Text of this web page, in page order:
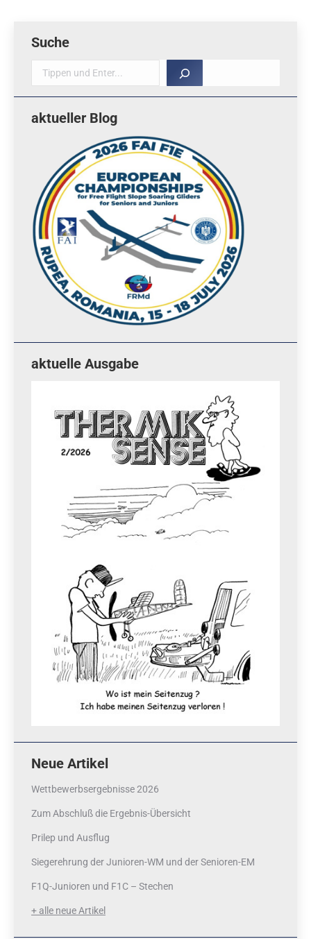
Suche
Suche
aktueller Blog
aktuelle Ausgabe
Neue Artikel
Wettbewerbsergebnisse 2026
Zum Abschluß die Ergebnis-Übersicht
Prilep und Ausflug
Siegerehrung der Junioren-WM und der Senioren-EM
F1Q-Junioren und F1C – Stechen
+ alle neue Artikel